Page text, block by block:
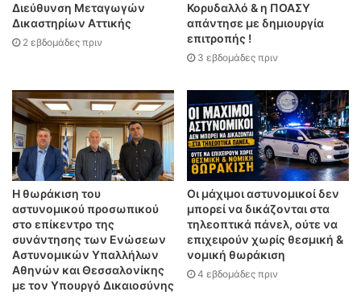
Διεύθυνση Μεταγωγών
Δικαστηρίων Αττικής
2 εβδομάδες πριν
Κορυδαλλό & η ΠΟΑΣΥ
απάντησε με δημιουργία
επιτροπής !
3 εβδομάδες πριν
Η θωράκιση του
αστυνομικού προσωπικού
στο επίκεντρο της
συνάντησης των Ενώσεων
Αστυνομικών Υπαλλήλων
Αθηνών και Θεσσαλονίκης
με τον Υπουργό Δικαιοσύνης
Οι μάχιμοι αστυνομικοί δεν
μπορεί να δικάζονται στα
τηλεοπτικά πάνελ, ούτε να
επιχειρούν χωρίς θεσμική &
νομική θωράκιση
4 εβδομάδες πριν